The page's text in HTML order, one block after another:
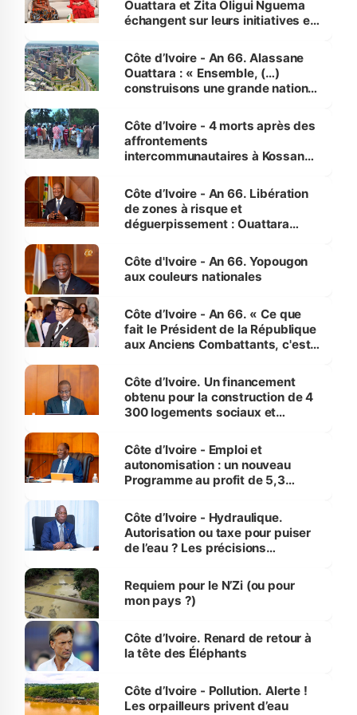
Ouattara et Zita Oligui Nguema
échangent sur leurs initiatives en
enfants
Côte d’Ivoire - An 66. Alassane
Ouattara : « Ensemble, (…)
construisons une grande nation
générations futures »
Côte d’Ivoire - 4 morts après des
affrontements
intercommunautaires à Kossandji
milieu des sinistrés
Côte d’Ivoire - An 66. Libération
de zones à risque et
déguerpissement : Ouattara
l'Etat de droit pour préserver les
vies humaines »
Côte d'Ivoire - An 66. Yopougon
aux couleurs nationales
Côte d’Ivoire - An 66. « Ce que
fait le Président de la République
aux Anciens Combattants, c'est
Côte d’Ivoire. Un financement
obtenu pour la construction de 4
300 logements sociaux et
et Yamoussoukro
Côte d’Ivoire - Emploi et
autonomisation : un nouveau
Programme au profit de 5,3
Côte d’Ivoire - Hydraulique.
Autorisation ou taxe pour puiser
de l’eau ? Les précisions
Requiem pour le N’Zi (ou pour
mon pays ?)
Côte d’Ivoire. Renard de retour à
la tête des Éléphants
Côte d’Ivoire - Pollution. Alerte !
Les orpailleurs privent d’eau